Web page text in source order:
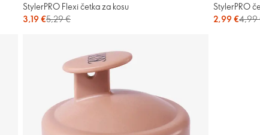
StylerPRO Flexi četka za kosu
3,19 €5,29 €
StylerPRO
2,99 €4,99